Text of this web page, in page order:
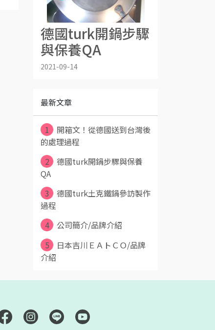
德國turk開鍋步驟
與保養QA
2021-09-14
最新文章
1
開箱文！從德國送到台灣後
的處理過程
2
德國turk開鍋步驟與保養
QA
3
德國turk土克鐵鍋參訪製作
過程
4
公司簡介/品牌介紹
5
日本吉川ＥＡトＣＯ/品牌
介紹